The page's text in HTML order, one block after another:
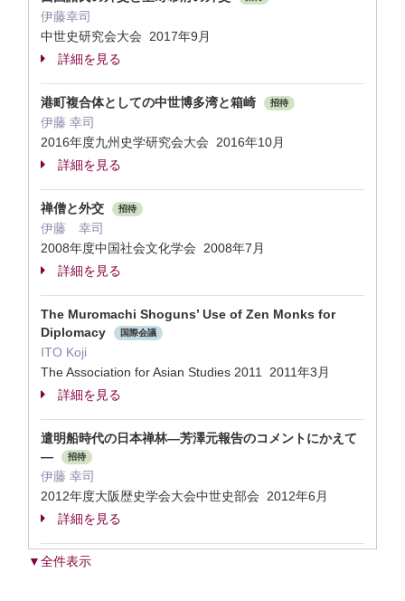
伊藤幸司
中世史研究会大会 2017年9月
詳細を見る
港町複合体としての中世博多湾と箱崎 招待
伊藤 幸司
2016年度九州史学研究会大会 2016年10月
詳細を見る
禅僧と外交 招待
伊藤 幸司
2008年度中国社会文化学会 2008年7月
詳細を見る
The Muromachi Shoguns’ Use of Zen Monks for
Diplomacy
国際会議
ITO Koji
The Association for Asian Studies 2011 2011年3月
詳細を見る
遣明船時代の日本禅林―芳澤元報告のコメントにかえて
―
招待
伊藤 幸司
2012年度大阪歴史学会大会中世史部会 2012年6月
詳細を見る
▼全件表示